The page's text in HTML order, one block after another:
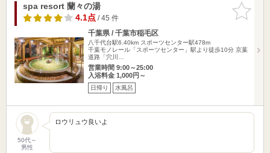
お気に入
りに追加
spa resort 蘭々の湯
4.1点/ 45 件
千葉県 / 千葉市稲毛区
八千代台駅6.40km スポーツセンター駅478m
千葉モノレール「スポーツセンター」駅より徒歩10分 京葉
道路「穴川…
営業時間 9:00～25:00
入浴料金 1,000円～
日帰り 水風呂
50代～
男性
ロウリュウ良いよ